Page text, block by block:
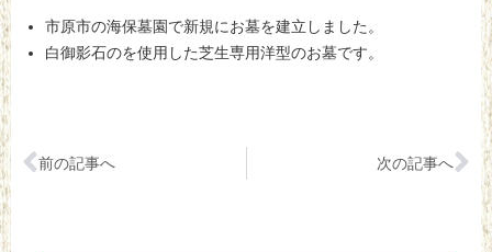
市原市の海保墓園で新規にお墓を建立しました。
白御影石のを使用した芝生専用洋型のお墓です。
前の記事へ 次の記事へ